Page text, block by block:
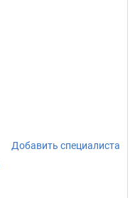
Добавить специалиста